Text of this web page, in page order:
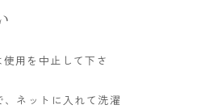
用を中止して下さ
ネットに入れて洗濯